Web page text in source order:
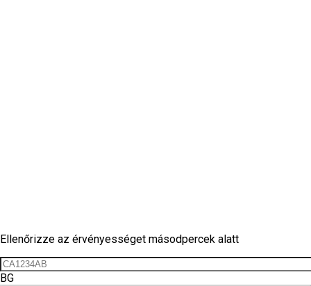
Ellenőrizze az érvényességet másodpercek alatt
BG